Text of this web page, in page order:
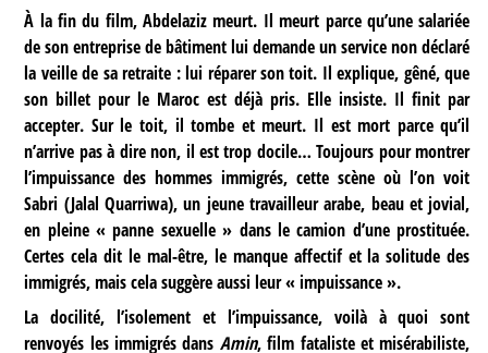
À la fin du film, Abdelaziz meurt. Il meurt parce qu’une salariée
de son entreprise de bâtiment lui demande un service non déclaré
la veille de sa retraite : lui réparer son toit. Il explique, gêné, que
son billet pour le Maroc est déjà pris. Elle insiste. Il finit par
accepter. Sur le toit, il tombe et meurt. Il est mort parce qu’il
n’arrive pas à dire non, il est trop docile… Toujours pour montrer
l’impuissance des hommes immigrés, cette scène où l’on voit
Sabri (Jalal Quarriwa), un jeune travailleur arabe, beau et jovial,
en pleine « panne sexuelle » dans le camion d’une prostituée.
Certes cela dit le mal-être, le manque affectif et la solitude des
immigrés, mais cela suggère aussi leur « impuissance ».
La docilité, l’isolement et l’impuissance, voilà à quoi sont
renvoyés les immigrés dans Amin, film fataliste et misérabiliste,